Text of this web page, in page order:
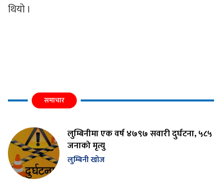
थियो ।
समाचार
लुम्बिनीमा एक वर्ष ४७९७ सवारी दुर्घटना, ५८५
जनाको मृत्यु
लुम्बिनी खोज